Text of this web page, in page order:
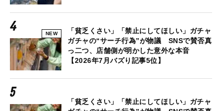
NEW
「貧乏くさい」「禁止にしてほしい」ガチャ
ガチャの“サーチ行為”が物議 SNSで賛否真
っ二つ、店舗側が明かした意外な本音
【2026年7月バズり記事5位】
「貧乏くさい」「禁止にしてほしい」ガチャ